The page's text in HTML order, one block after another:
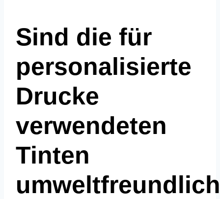
Sind die für
personalisierte
Drucke
verwendeten
Tinten